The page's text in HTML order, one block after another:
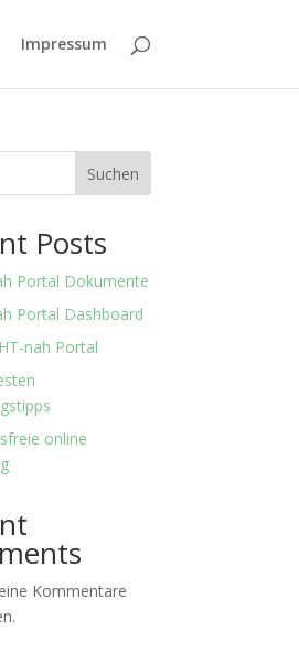
Impressum
Suchen
Posts
Portal Dokumente
Portal Dashboard
nah Portal
online
Kommentare